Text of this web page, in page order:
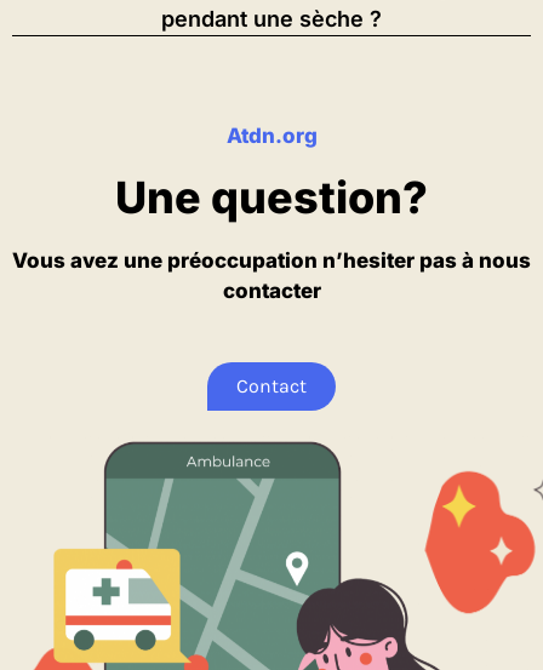
pendant une sèche ?
Atdn.org
Une question?
Vous avez une préoccupation n’hesiter pas à nous
contacter
Contact